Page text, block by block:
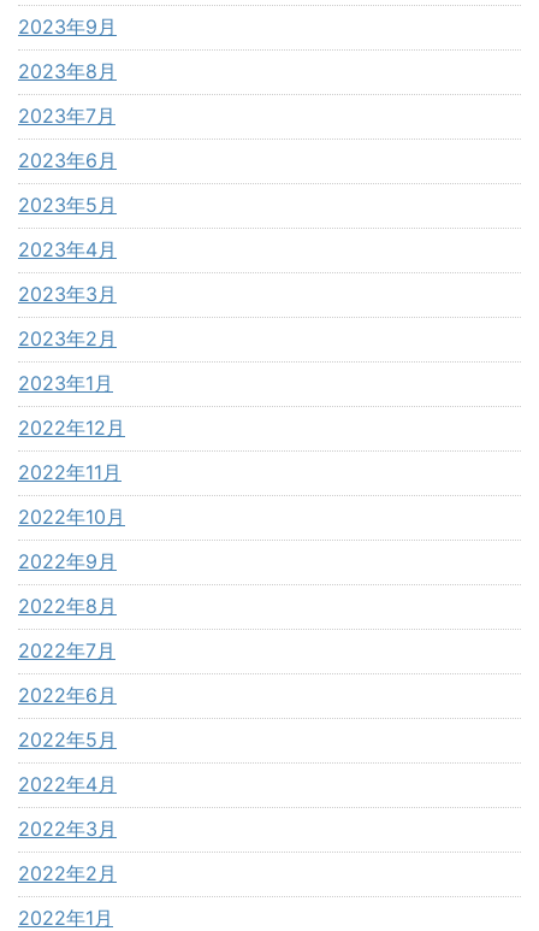
2023年9月
2023年8月
2023年7月
2023年6月
2023年5月
2023年4月
2023年3月
2023年2月
2023年1月
2022年12月
2022年11月
2022年10月
2022年9月
2022年8月
2022年7月
2022年6月
2022年5月
2022年4月
2022年3月
2022年2月
2022年1月